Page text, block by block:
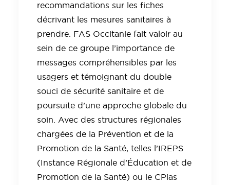
recommandations sur les fiches
décrivant les mesures sanitaires à
prendre. FAS Occitanie fait valoir au
sein de ce groupe l’importance de
messages compréhensibles par les
usagers et témoignant du double
souci de sécurité sanitaire et de
poursuite d’une approche globale du
soin. Avec des structures régionales
chargées de la Prévention et de la
Promotion de la Santé, telles l’IREPS
(Instance Régionale d’Éducation et de
Promotion de la Santé) ou le CPias